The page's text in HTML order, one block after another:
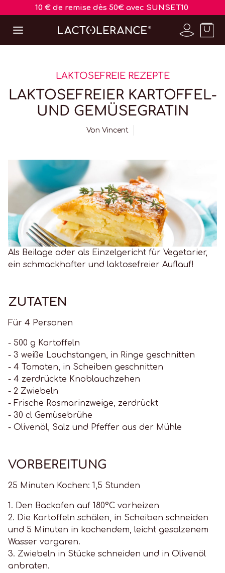
10 € de remise dès 50€ avec SUNSET10
LAKTOSEFREIE REZEPTE
LAKTOSEFREIER KARTOFFEL-
UND GEMÜSEGRATIN
Von Vincent
Als Beilage oder als Einzelgericht für Vegetarier,
ein schmackhafter und laktosefreier Auflauf!
ZUTATEN
Für 4 Personen
- 500 g Kartoffeln
- 3 weiße Lauchstangen, in Ringe geschnitten
- 4 Tomaten, in Scheiben geschnitten
- 4 zerdrückte Knoblauchzehen
- 2 Zwiebeln
- Frische Rosmarinzweige, zerdrückt
- 30 cl Gemüsebrühe
- Olivenöl, Salz und Pfeffer aus der Mühle
VORBEREITUNG
25 Minuten Kochen: 1,5 Stunden
1. Den Backofen auf 180°C vorheizen
2. Die Kartoffeln schälen, in Scheiben schneiden
und 5 Minuten in kochendem, leicht gesalzenem
Wasser vorgaren.
3. Zwiebeln in Stücke schneiden und in Olivenöl
anbraten.